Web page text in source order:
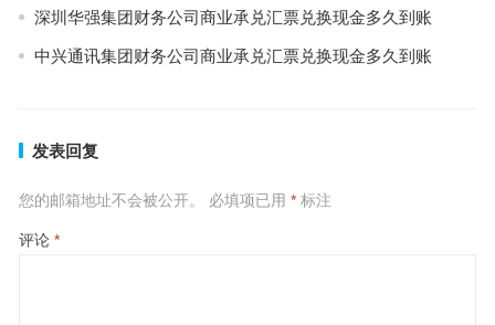
深圳华强集团财务公司商业承兑汇票兑换现金多久到账
中兴通讯集团财务公司商业承兑汇票兑换现金多久到账
发表回复
您的邮箱地址不会被公开。 必填项已用 *标注
评论 *